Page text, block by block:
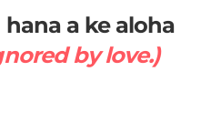
a ke aloha
by love.)